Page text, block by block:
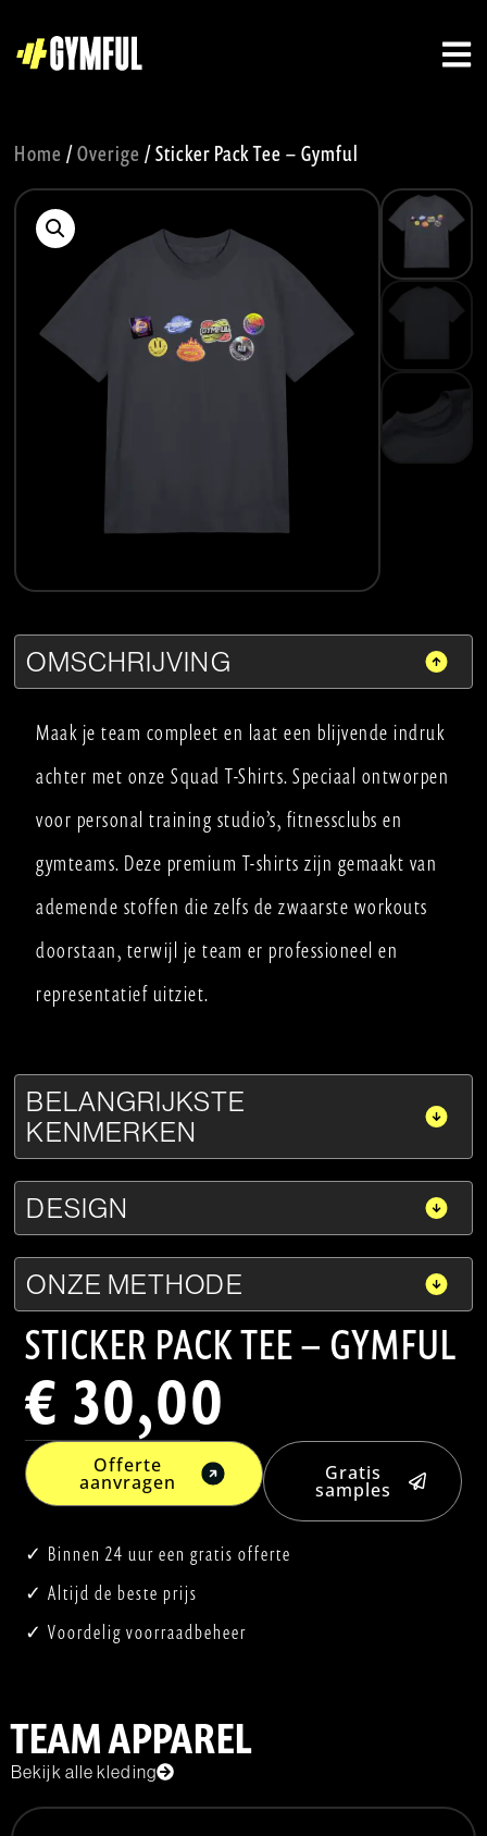
Home /Overige / Sticker Pack Tee – Gymful
OMSCHRIJVING
Maak je team compleet en laat een blijvende indruk
achter met onze Squad T-Shirts. Speciaal ontworpen
voor personal training studio’s, fitnessclubs en
gymteams. Deze premium T-shirts zijn gemaakt van
ademende stoffen die zelfs de zwaarste workouts
doorstaan, terwijl je team er professioneel en
representatief uitziet.
BELANGRIJKSTE
KENMERKEN
DESIGN
ONZE METHODE
STICKER PACK TEE – GYMFUL
€ 30,00
Offerte
aanvragen Gratis
samples
✓ Binnen 24 uur een gratis offerte
✓ Altijd de beste prijs
✓ Voordelig voorraadbeheer
TEAM APPAREL
Bekijk alle kleding